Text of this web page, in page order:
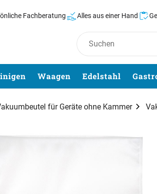
Fachberatung Alles aus einer Hand
Waagen Edelstahl
für Geräte ohne Kammer